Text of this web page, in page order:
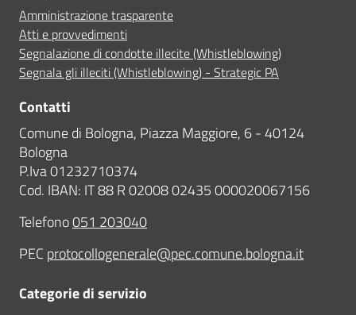
Amministrazione trasparente
Atti e provvedimenti
Segnalazione di condotte illecite (Whistleblowing)
Segnala gli illeciti (Whistleblowing) - Strategic PA
Contatti
Comune di Bologna, Piazza Maggiore, 6 - 40124
Bologna
P.Iva 01232710374
Cod. IBAN: IT 88 R 02008 02435 000020067156
Telefono051 203040
PEC protocollogenerale@pec.comune.bologna.it
Categorie di servizio